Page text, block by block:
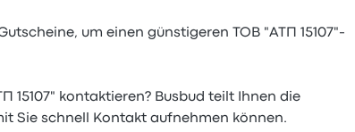
um einen günstigeren ТОВ "АТП 15107"-
15107" kontaktieren? Busbud teilt Ihnen die
Sie schnell Kontakt aufnehmen können.